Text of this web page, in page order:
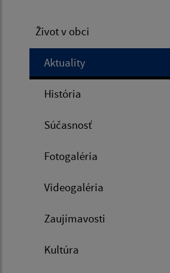
Život v obci
Aktuality
História
Súčasnosť
Fotogaléria
Videogaléria
Zaujímavosti
Kultúra